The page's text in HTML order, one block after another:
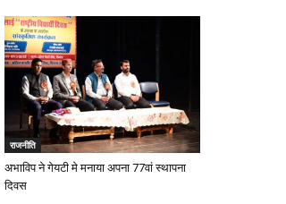
राजनीति
अभाविप ने गेयटी मे मनाया अपना 77वां स्थापना
दिवस